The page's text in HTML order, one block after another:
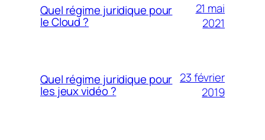
Quel régime juridique pour
le Cloud ?
21 mai
2021
Quel régime juridique pour
les jeux vidéo ?
23 février
2019